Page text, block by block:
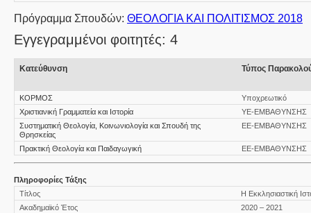
Πρόγραμμα Σπουδών: ΘΕΟΛΟΓΙΑ ΚΑΙ ΠΟΛΙΤΙΣΜΟΣ 2018
Εγγεγραμμένοι φοιτητές: 4
Κατεύθυνση Τύπος
ΚΟΡΜΟΣ
Υποχρεωτικό
Χριστιανική Γραμματεία και Ιστορία
ΥΕ-ΕΜΒΑΘΥΝΣΗΣ
Συστηματική Θεολογία, Κοινωνιολογία και Σπουδή της
Θρησκείας
ΕΕ-ΕΜΒΑΘΥΝΣΗΣ
Πρακτική Θεολογία και Παιδαγωγική ΕΕ-ΕΜΒΑΘΥΝΣΗΣ
Πληροφορίες Τάξης
Τίτλος
Η Εκκλησιαστική
Ακαδημαϊκό Έτος
2020 – 2021